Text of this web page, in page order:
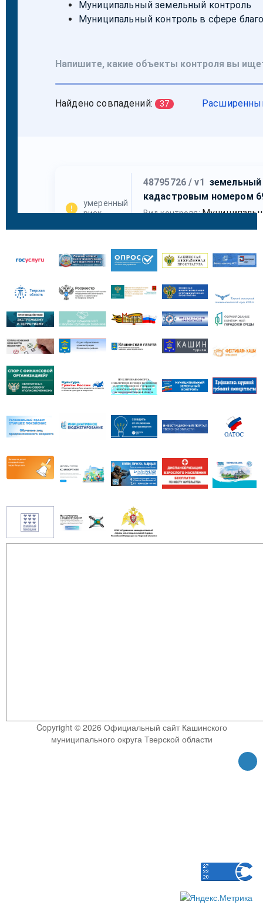
Copyright © 2026 Официальный сайт Кашинского
муниципального округа Тверской области